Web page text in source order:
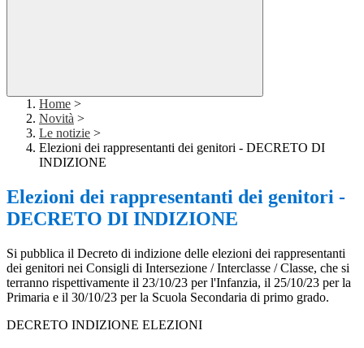
Home >
Novità >
Le notizie >
Elezioni dei rappresentanti dei genitori - DECRETO DI
INDIZIONE
Elezioni dei rappresentanti dei genitori -
DECRETO DI INDIZIONE
Si pubblica il Decreto di indizione delle elezioni dei rappresentanti
dei genitori nei Consigli di Intersezione / Interclasse / Classe, che si
terranno rispettivamente il 23/10/23 per l'Infanzia, il 25/10/23 per la
Primaria e il 30/10/23 per la Scuola Secondaria di primo grado.
DECRETO INDIZIONE ELEZIONI